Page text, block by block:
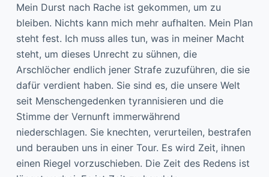
Mein Durst nach Rache ist gekommen, um zu
bleiben. Nichts kann mich mehr aufhalten. Mein Plan
steht fest. Ich muss alles tun, was in meiner Macht
steht, um dieses Unrecht zu sühnen, die
Arschlöcher endlich jener Strafe zuzuführen, die sie
dafür verdient haben. Sie sind es, die unsere Welt
seit Menschengedenken tyrannisieren und die
Stimme der Vernunft immerwährend
niederschlagen. Sie knechten, verurteilen, bestrafen
und berauben uns in einer Tour. Es wird Zeit, ihnen
einen Riegel vorzuschieben. Die Zeit des Redens ist